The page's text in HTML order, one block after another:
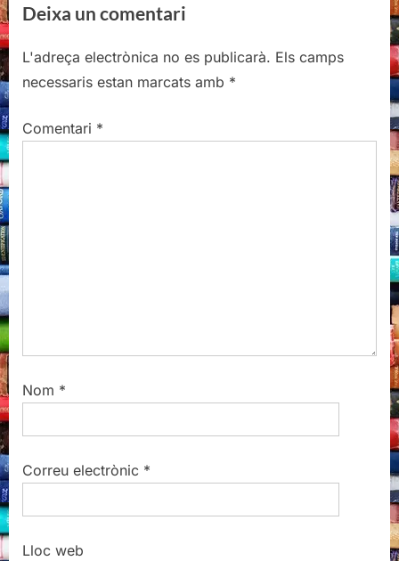
i
u
s
o
t
o
s
:
Deixa un comentari
L'adreça electrònica no es publicarà. Els camps
necessaris estan marcats amb *
Comentari *
Nom *
Correu electrònic *
Lloc web